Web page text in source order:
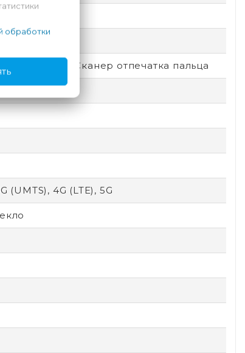
по лицу, Сканер отпечатка пальца
(UMTS), 4G (LTE), 5G
обработки